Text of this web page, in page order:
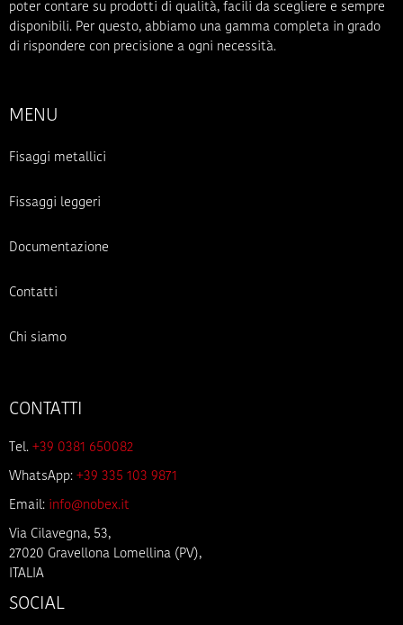
poter contare su prodotti di qualità, facili da scegliere e sempre
disponibili. Per questo, abbiamo una gamma completa in grado
di rispondere con precisione a ogni necessità.
MENU
Fisaggi metallici
Fissaggi leggeri
Documentazione
Contatti
Chi siamo
CONTATTI
Tel. +39 0381 650082
WhatsApp: +39 335 103 9871
Email: info@nobex.it
Via Cilavegna, 53,
27020 Gravellona Lomellina (PV),
ITALIA
SOCIAL